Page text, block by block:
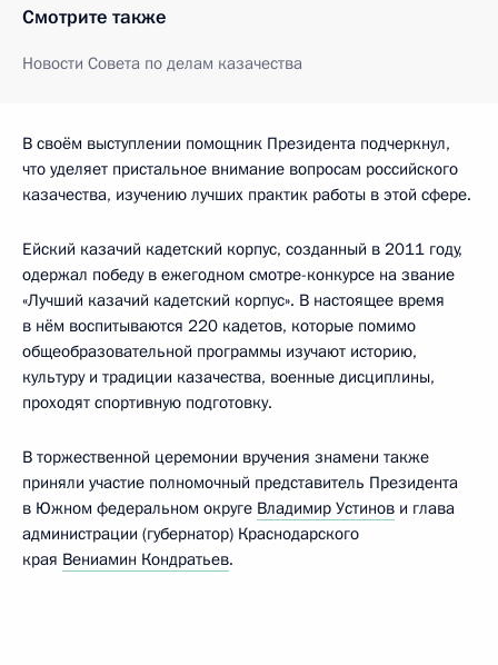
Смотрите также
Новости Совета по делам казачества
В своём выступлении помощник Президента подчеркнул,
что уделяет пристальное внимание вопросам российского
казачества, изучению лучших практик работы в этой сфере.
Ейский казачий кадетский корпус, созданный в 2011 году,
одержал победу в ежегодном смотре-конкурсе на звание
«Лучший казачий кадетский корпус». В настоящее время
в нём воспитываются 220 кадетов, которые помимо
общеобразовательной программы изучают историю,
культуру и традиции казачества, военные дисциплины,
проходят спортивную подготовку.
В торжественной церемонии вручения знамени также
приняли участие полномочный представитель Президента
в Южном федеральном округе Владимир Устинов и глава
администрации (губернатор) Краснодарского
края Вениамин Кондратьев.